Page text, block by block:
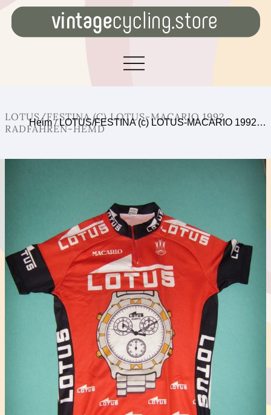
LOTUS/FESTINA (C) LOTUS-MACARIO 1992
RADFAHREN-HEMD
Heim/LOTUS/FESTINA (c) LOTUS-MACARIO 1992…